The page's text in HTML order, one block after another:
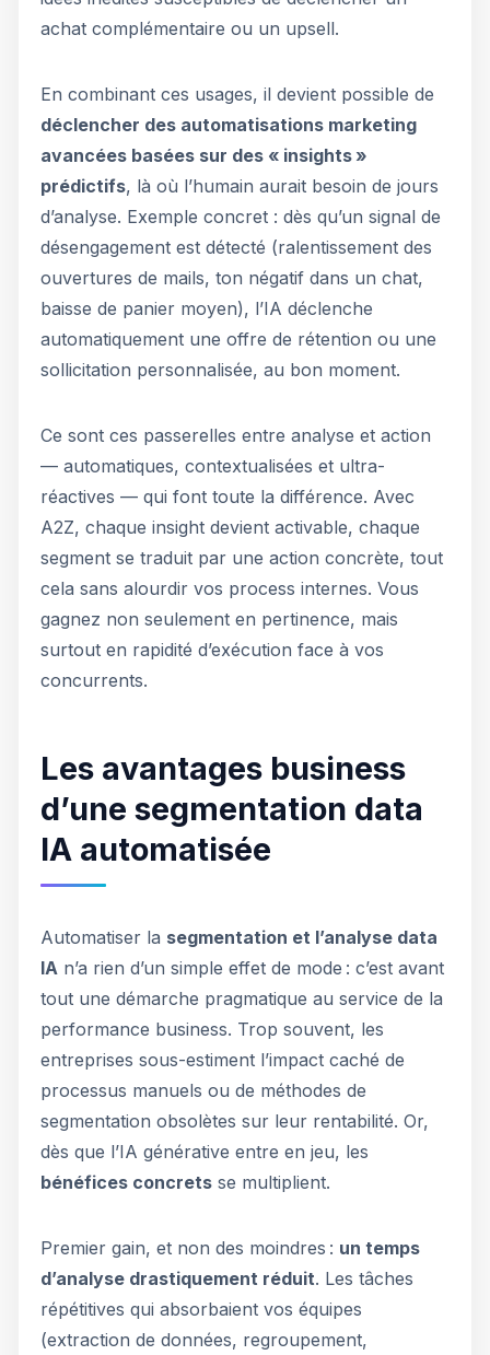
achat complémentaire ou un upsell.
En combinant ces usages, il devient possible de
déclencher des automatisations marketing
avancées basées sur des « insights »
prédictifs, là où l’humain aurait besoin de jours
d’analyse. Exemple concret : dès qu’un signal de
désengagement est détecté (ralentissement des
ouvertures de mails, ton négatif dans un chat,
baisse de panier moyen), l’IA déclenche
automatiquement une offre de rétention ou une
sollicitation personnalisée, au bon moment.
Ce sont ces passerelles entre analyse et action
— automatiques, contextualisées et ultra-
réactives — qui font toute la différence. Avec
A2Z, chaque insight devient activable, chaque
segment se traduit par une action concrète, tout
cela sans alourdir vos process internes. Vous
gagnez non seulement en pertinence, mais
surtout en rapidité d’exécution face à vos
concurrents.
Les avantages business
d’une segmentation data
IA automatisée
Automatiser la segmentation et l’analyse data
IA n’a rien d’un simple effet de mode : c’est avant
tout une démarche pragmatique au service de la
performance business. Trop souvent, les
entreprises sous-estiment l’impact caché de
processus manuels ou de méthodes de
segmentation obsolètes sur leur rentabilité. Or,
dès que l’IA générative entre en jeu, les
bénéfices concrets se multiplient.
Premier gain, et non des moindres : un temps
d’analyse drastiquement réduit. Les tâches
répétitives qui absorbaient vos équipes
(extraction de données, regroupement,